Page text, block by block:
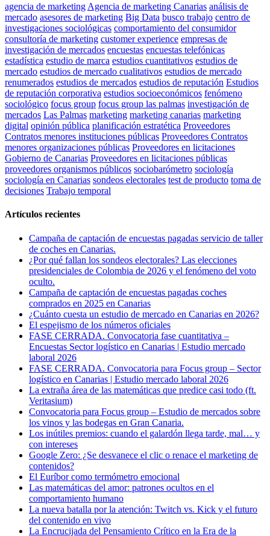
agencia de marketing Agencia de marketing Canarias análisis de
mercado asesores de marketing Big Data busco trabajo centro de
investigaciones sociológicas comportamiento del consumidor
consultoría de marketing customer experience empresas de
investigación de mercados encuestas encuestas telefónicas
estadística estudio de marca estudios cuantitativos estudios de
mercado estudios de mercado cualitativos estudios de mercado
renumerados estudios de mercados estudios de reputación Estudios
de reputación corporativa estudios socioeconómicos fenómeno
sociológico focus group focus group las palmas investigación de
mercados Las Palmas marketing marketing canarias marketing
digital opinión pública planificación estratética Proveedores
Contratos menores instituciones públicas Proveedores Contratos
menores organizaciones públicas Proveedores en licitaciones
Gobierno de Canarias Proveedores en licitaciones públicas
proveedores organismos públicos sociobarómetro sociología
sociología en Canarias sondeos electorales test de producto toma de
decisiones Trabajo temporal
Artículos recientes
Campaña de captación de encuestas pagadas servicio de taller
de coches en Canarias.
¿Por qué fallan los sondeos electorales? Las elecciones
presidenciales de Colombia de 2026 y el fenómeno del voto
oculto.
Campaña de captación de encuestas pagadas coches
comprados en 2025 en Canarias
¿Cuánto cuesta un estudio de mercado en Canarias en 2026?
El espejismo de los números oficiales
FASE CERRADA. Convocatoria fase cuantitativa –
Encuestas Sector logístico en Canarias | Estudio mercado
laboral 2026
FASE CERRADA. Convocatoria para Focus group – Sector
logístico en Canarias | Estudio mercado laboral 2026
La extraña área de las matemáticas que predice casi todo (ft.
Veritasium)
Convocatoria para Focus group – Estudio de mercados sobre
los vinos y las bodegas en Gran Canaria.
Los inútiles premios: cuando el galardón llega tarde, mal… y
con intereses
Google Zero: ¿Se desvanece el clic o renace el marketing de
contenidos?
El Euríbor como termómetro emocional
Las matemáticas del amor: patrones ocultos en el
comportamiento humano
La nueva batalla por la atención: Twitch vs. Kick y el futuro
del contenido en vivo
La Encrucijada del Pensamiento Crítico en la Era de la